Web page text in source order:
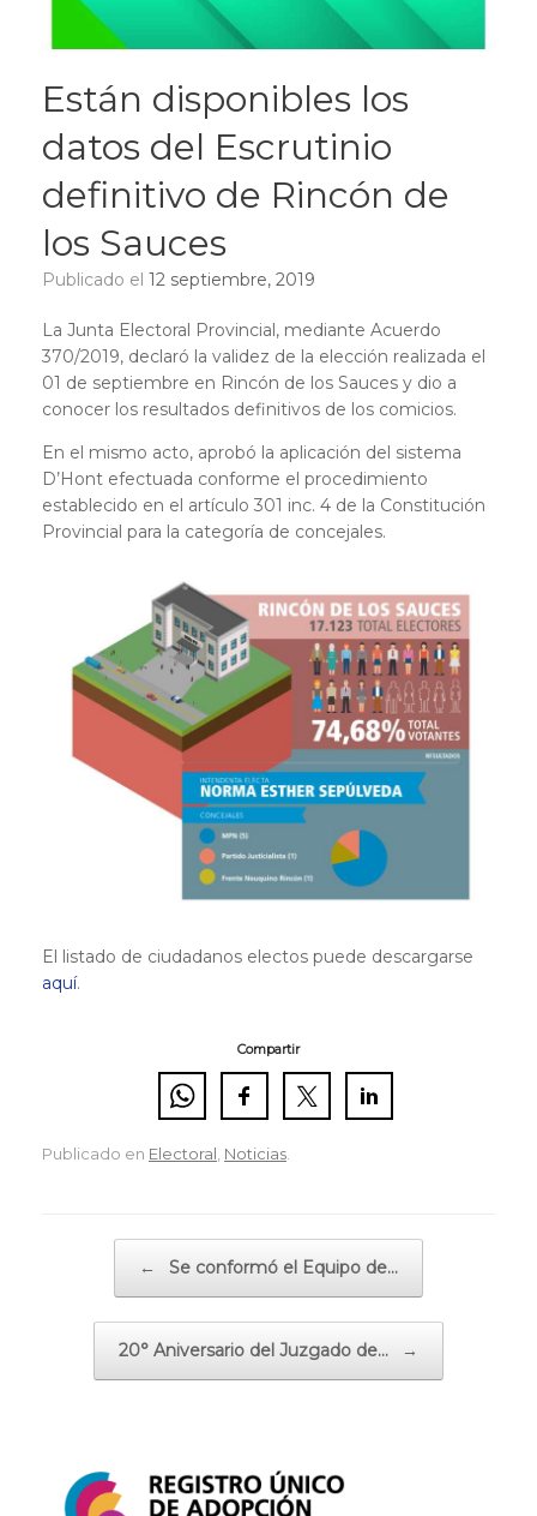
Están disponibles los
datos del Escrutinio
definitivo de Rincón de
los Sauces
Publicado el 12 septiembre, 2019
La Junta Electoral Provincial, mediante Acuerdo
370/2019, declaró la validez de la elección realizada el
01 de septiembre en Rincón de los Sauces y dio a
conocer los resultados definitivos de los comicios.
En el mismo acto, aprobó la aplicación del sistema
D’Hont efectuada conforme el procedimiento
establecido en el artículo 301 inc. 4 de la Constitución
Provincial para la categoría de concejales.
El listado de ciudadanos electos puede descargarse
aquí.
Compartir
Publicado en Electoral, Noticias.
← Se conformó el Equipo de…
20° Aniversario del Juzgado de… →